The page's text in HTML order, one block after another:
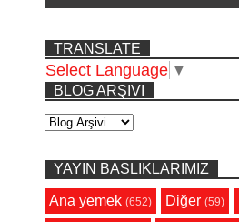
TRANSLATE
Select Language ▼
BLOG ARŞIVI
YAYIN BASLIKLARIMIZ
Ana yemek (652) Diğer (59)